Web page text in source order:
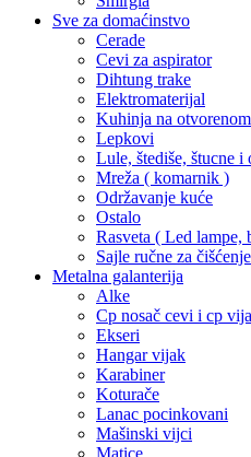
Sve za domaćinstvo
Cerade
Cevi za aspirator
Dihtung trake
Elektromaterijal
Kuhinja na otvorenom
Lepkovi
Lule, štediše, štucne i
Mreža ( komarnik )
Održavanje kuće
Ostalo
Rasveta ( Led
Sajle ručne za
Metalna galanterija
Alke
Cp nosač cevi i cp
Ekseri
Hangar vijak
Karabiner
Koturače
Lanac pocinkovani
Mašinski vijci
Matice